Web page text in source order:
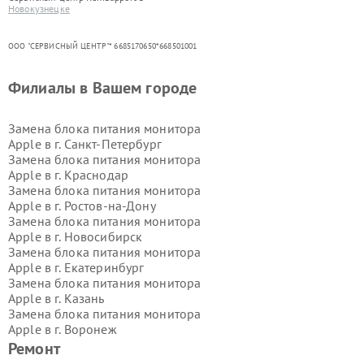
Новокузнецке
ООО "СЕРВИСНЫЙ ЦЕНТР"* 6685170650*668501001
Ремонт
Филиалы в Вашем городе
Замена блока питания монитора
Apple в г. Санкт-Петербург
Замена блока питания монитора
Apple в г. Краснодар
Замена блока питания монитора
Apple в г. Ростов-на-Дону
Замена блока питания монитора
Apple в г. Новосибирск
Замена блока питания монитора
Apple в г. Екатеринбург
Замена блока питания монитора
Apple в г. Казань
Замена блока питания монитора
Apple в г. Воронеж
Замена блока питания монитора